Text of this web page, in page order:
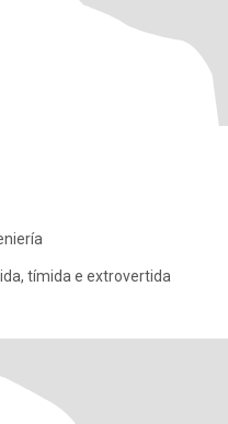
tímida e extrovertida